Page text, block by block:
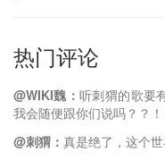
热门评论
@WIKI魏：听刺猬的歌要
我会随便跟你们说吗？？！
@刺猬： 真是绝了，这个